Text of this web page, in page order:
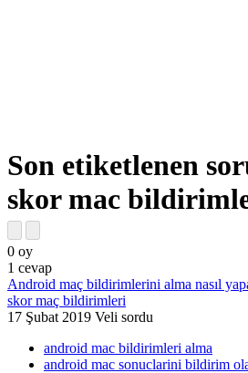
Son etiketlenen
skor mac
0 oy
1 cevap
Android maç bildirimlerini alma nasıl
skor maç bildirimleri
17 Şubat 2019 Veli sordu
android mac bildirimleri alma
android mac sonuclarini bildirim